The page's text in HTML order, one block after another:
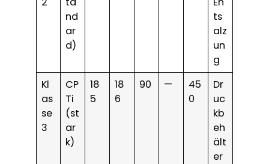
nd
ar
d)
ts
alz
un
g
Kl
as
se
3
CP
Ti
(st
ar
k)
18
5
18
6
90 —
45
0
Dr
uc
kb
eh
ält
er